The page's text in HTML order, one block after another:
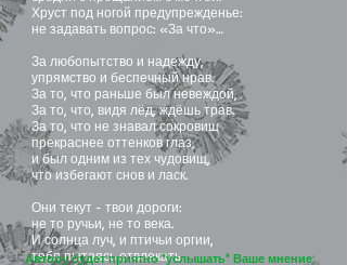
Хруст под ногой предупрежденье:
не задавать вопрос: «За что»…
За любопытство и надежду,
упрямство и беспечный нрав.
За то, что раньше был невеждой,
За то, что, видя лёд, ждёшь трав.
За то, что не знавал сокровищ
прекраснее оттенков глаз,
и был одним из тех чудовищ,
что избегают снов и ласк.
Они текут - твои дороги:
не то ручьи, не то века.
И солнца луч, и птичьи оргии,
тебя пытаясь отвлекать
Автору будет приятно "услышать" Ваше мнение: